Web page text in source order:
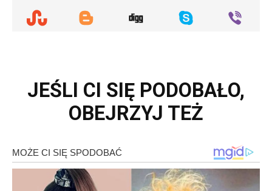
JEŚLI CI SIĘ PODOBAŁO,
OBEJRZYJ TEŻ